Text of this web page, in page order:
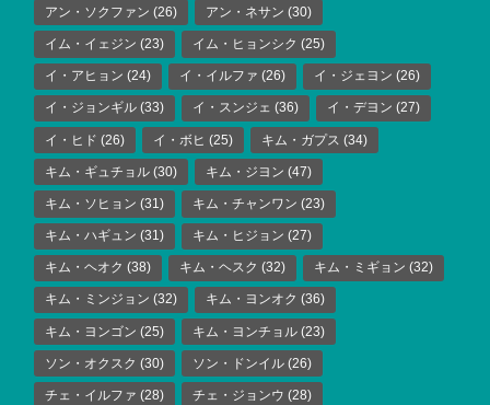
アン・ソクファン (26) アン・ネサン (30)
イム・イェジン (23) イム・ヒョンシク (25)
イ・アヒョン (24) イ・イルファ (26) イ・ジェヨン (26)
イ・ジョンギル (33) イ・スンジェ (36) イ・デヨン (27)
イ・ヒド (26) イ・ボヒ (25) キム・ガプス (34)
キム・ギュチョル (30) キム・ジヨン (47)
キム・ソヒョン (31) キム・チャンワン (23)
キム・ハギュン (31) キム・ヒジョン (27)
キム・ヘオク (38) キム・ヘスク (32) キム・ミギョン (32)
キム・ミンジョン (32) キム・ヨンオク (36)
キム・ヨンゴン (25) キム・ヨンチョル (23)
ソン・オクスク (30) ソン・ドンイル (26)
チェ・イルファ (28) チェ・ジョンウ (28)